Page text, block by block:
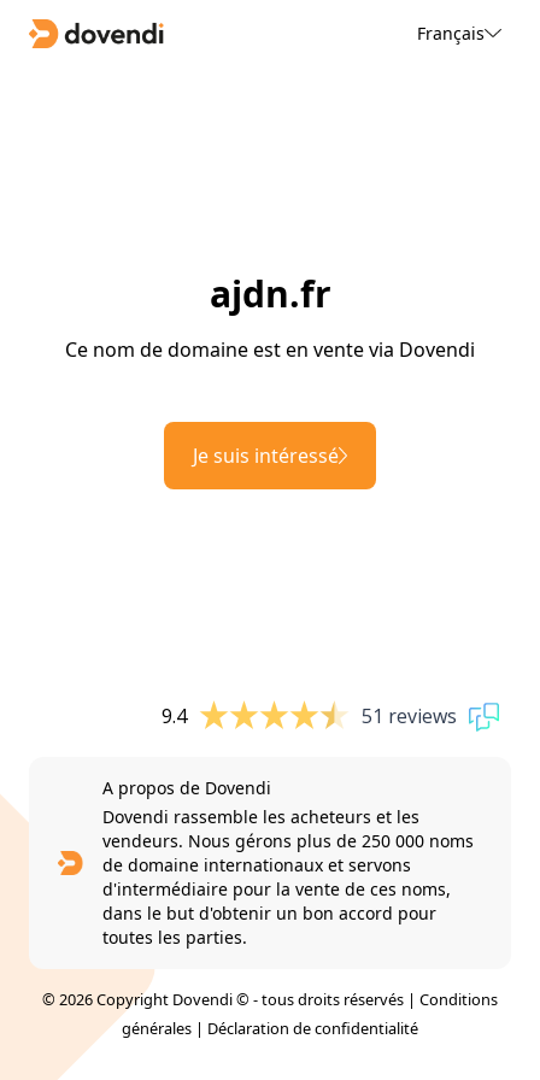
Français
ajdn.fr
Ce nom de domaine est en vente via Dovendi
Je suis intéressé
9.4 51 reviews
A propos de Dovendi
Dovendi rassemble les acheteurs et les
vendeurs. Nous gérons plus de 250 000 noms
de domaine internationaux et servons
d'intermédiaire pour la vente de ces noms,
dans le but d'obtenir un bon accord pour
toutes les parties.
© 2026 Copyright Dovendi © - tous droits réservés | Conditions
générales | Déclaration de confidentialité